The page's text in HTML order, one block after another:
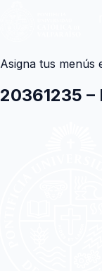
Asigna tus menús
20361235